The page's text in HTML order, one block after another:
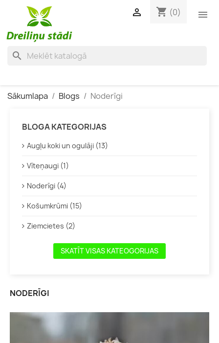

shopping_cart (0)

search
Sākumlapa Blogs Noderīgi
BLOGA KATEGORIJAS
Augļu koki un ogulāji (13)
Vīteņaugi (1)
Noderīgi (4)
Košumkrūmi (15)
Ziemcietes (2)
SKATĪT VISAS KATEOGORIJAS
NODERĪGI